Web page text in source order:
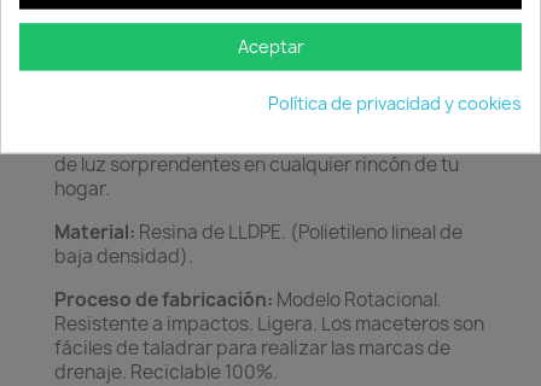
Colección de macetas en forma
de vasija, con un diseño vanguardista, diferente e
innovador. Los cantos redondeados le dan
elegancia y estilo. Durante el día obtendrás una
de luz sorprendentes en cualquier rincón de tu
hogar.
Material: Resina de LLDPE. (Polietileno lineal de
baja densidad).
Proceso de fabricación: Modelo Rotacional.
Resistente a impactos. Ligera. Los maceteros son
fáciles de taladrar para realizar las marcas de
drenaje. Reciclable 100%.
Aceptar
Política de privacidad y cookies